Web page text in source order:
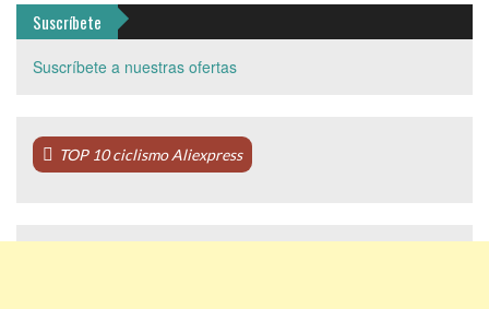
Suscríbete
Suscríbete a nuestras ofertas
TOP 10 ciclismo Aliexpress